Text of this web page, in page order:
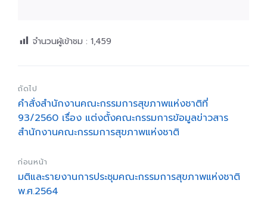
จำนวนผู้เข้าชม : 1,459
ถัดไป
คำสั่งสำนักงานคณะกรรมการสุขภาพแห่งชาติที่
93/2560 เรื่อง แต่งตั้งคณะกรรมการข้อมูลข่าวสาร
สำนักงานคณะกรรมการสุขภาพแห่งชาติ
ก่อนหน้า
มติและรายงานการประชุมคณะกรรมการสุขภาพแห่งชาติ
พ.ศ.2564